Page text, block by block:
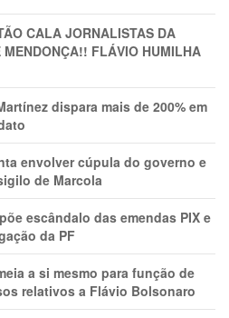
CALA JORNALISTAS DA
FLÁVIO HUMILHA
dispara mais de 200% em
envolver cúpula do governo e
de Marcola
escândalo das emendas PIX e
da PF
a si mesmo para função de
relativos a Flávio Bolsonaro